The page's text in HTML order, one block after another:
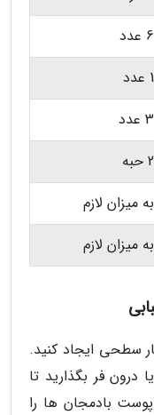
6 عدد
1 عدد
3 عدد
2 حبه
به میزان لازم
به میزان لازم
سطحی ایجاد کنید.
درون فر بگذارید تا
بادمجان ها را